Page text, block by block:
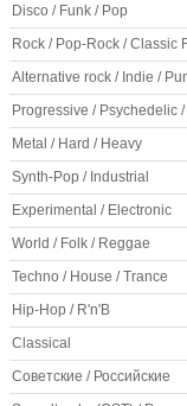
Disco / Funk / Pop
Rock / Pop-Rock / Classic
Alternative rock / Indie /
Progressive / Psychedelic /
Metal / Hard / Heavy
Synth-Pop / Industrial
Experimental / Electronic
World / Folk / Reggae
Techno / House / Trance
Hip-Hop / R'n'B
Classical
Советские / Российские